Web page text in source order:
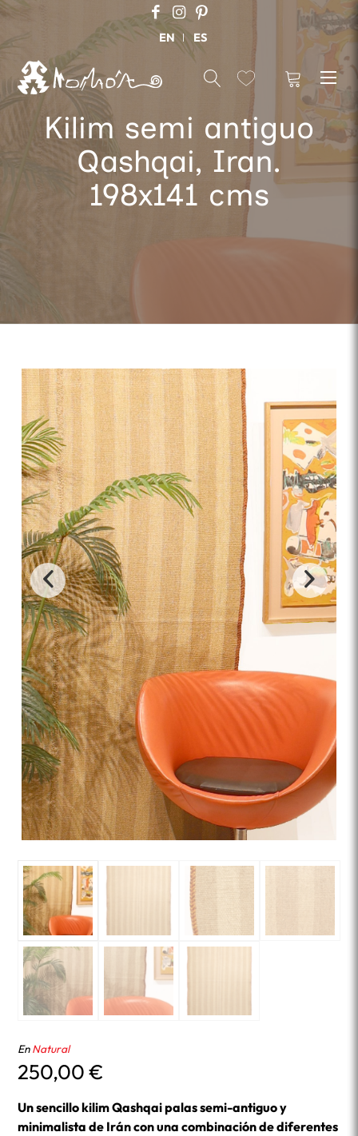
EN ES
Kilim semi antiguo
Qashqai, Iran.
198x141 cms
EnNatural
250,00€
Un sencillo kilim Qashqai palas semi-antiguo y
minimalista de Irán con una combinación de diferentes